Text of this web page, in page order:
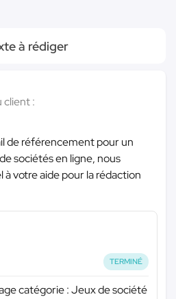
à rédiger
client :
de référencement pour un
sociétés en ligne, nous
votre aide pour la rédaction
TERMINÉ
catégorie : Jeux de société